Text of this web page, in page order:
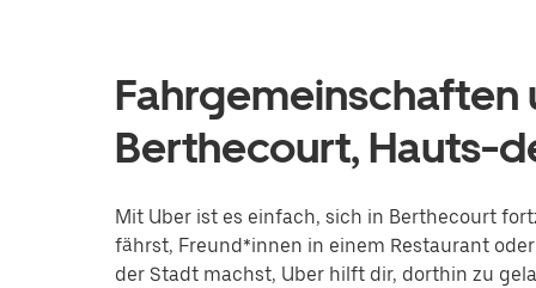
Fahrgemeinschaften
Berthecourt, Hauts-
Mit Uber ist es einfach, sich in Berthecourt
fährst, Freund*innen in einem Restaurant
der Stadt machst, Uber hilft dir, dorthin zu